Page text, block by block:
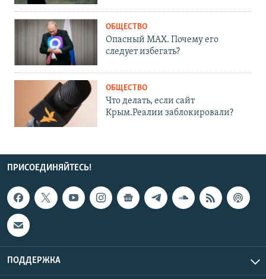
ОБЩЕСТВО
Опасный MAX. Почему его
следует избегать?
ОБЩЕСТВО
Что делать, если сайт
Крым.Реалии заблокировали?
ПРИСОЕДИНЯЙТЕСЬ!
ПОДДЕРЖКА